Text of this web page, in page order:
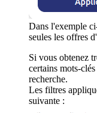
Dans l'exemple
seules les offres
Si vous obtenez
certains mots-
recherche.
Les filtres
suivante :